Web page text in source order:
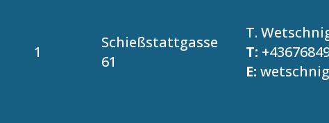
1
Schießstattgasse
61
T.
T:
E: